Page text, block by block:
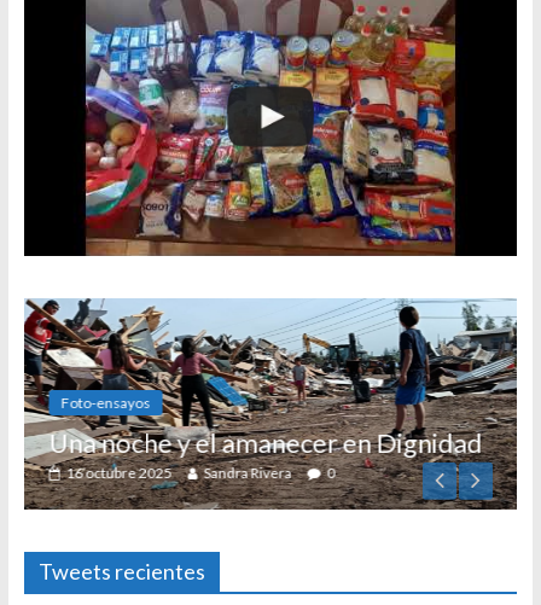
Foto-ensayos
Una noche y el amanecer en Dignidad
16 octubre 2025 Sandra Rivera 0
Tweets recientes